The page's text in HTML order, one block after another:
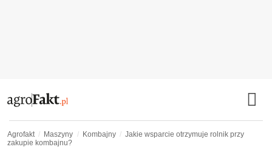
Agrofakt Maszyny Kombajny
Jakie wsparcie otrzymuje rolnik przy
zakupie kombajnu?